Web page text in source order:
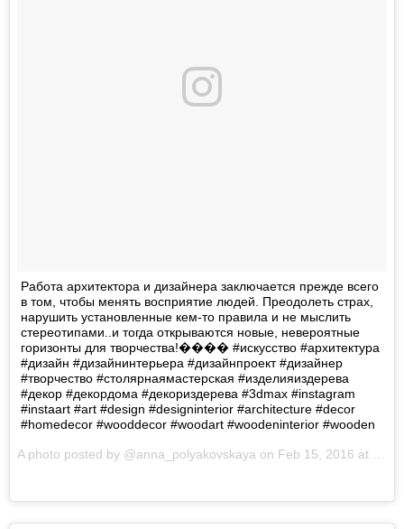
Работа архитектора и дизайнера заключается прежде всего
в том, чтобы менять восприятие людей. Преодолеть страх,
нарушить установленные кем-то правила и не мыслить
стереотипами..и тогда открываются новые, невероятные
горизонты для творчества!���� #искусство #архитектура
#дизайн #дизайнинтерьера #дизайнпроект #дизайнер
#творчество #столярнаямастерская #изделияиздерева
#декор #декордома #декориздерева #3dmax #instagram
#instaart #art #design #designinterior #architecture #decor
#homedecor #wooddecor #woodart #woodeninterior #wooden
A photo posted by @anna_polyakovskaya on Feb 15, 2016 at 5:46am PST